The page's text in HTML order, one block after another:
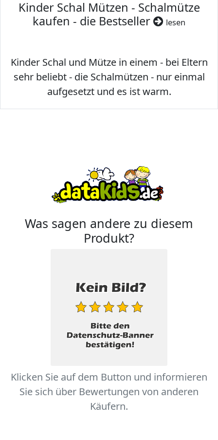
Kinder Schal Mützen - Schalmütze
kaufen - die Bestseller
lesen
Kinder Schal und Mütze in einem - bei Eltern
sehr beliebt - die Schalmützen - nur einmal
aufgesetzt und es ist warm.
Was sagen andere zu diesem
Produkt?
Klicken Sie auf dem Button und informieren
Sie sich über Bewertungen von anderen
Käufern.